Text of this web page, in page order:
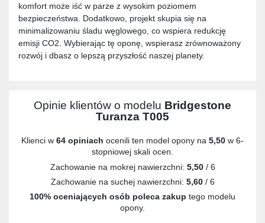
komfort może iść w parze z wysokim poziomem
bezpieczeństwa. Dodatkowo, projekt skupia się na
minimalizowaniu śladu węglowego, co wspiera redukcję
emisji CO2. Wybierając tę oponę, wspierasz zrównoważony
rozwój i dbasz o lepszą przyszłość naszej planety.
Opinie klientów o modelu Bridgestone
Turanza T005
Klienci w 64 opiniach ocenili ten model opony na 5,50 w 6-
stopniowej skali ocen.
Zachowanie na mokrej nawierzchni: 5,50/ 6
Zachowanie na suchej nawierzchni: 5,60/ 6
100% oceniających osób poleca zakup tego modelu
opony.